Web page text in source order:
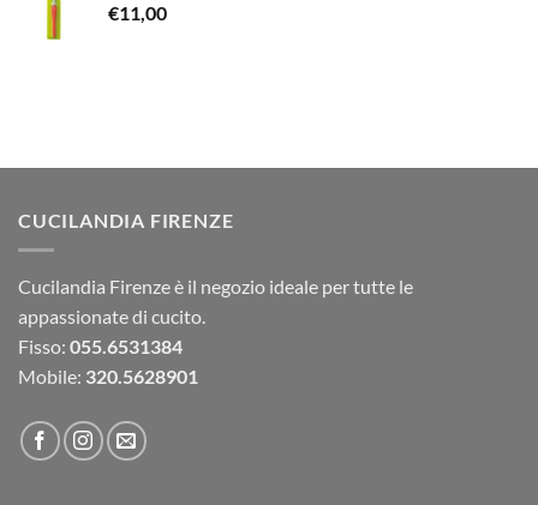
€11,00
CUCILANDIA FIRENZE
Cucilandia Firenze è il negozio ideale per tutte le
appassionate di cucito.
Fisso: 055.6531384
Mobile: 320.5628901